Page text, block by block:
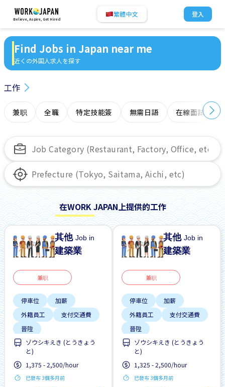
Believe, Aspire, Get Hired
繁體中文 登入
Find Jobs in Japan near me
近くの外国人求人を探す
工作
兼职 全職 特定技能簽 無需日語 在線面試
在WORK JAPAN上提供的工作
其他Job in
建築業
兼职
停車位
加薪
外籍員工
支付交通費
晉陞
有機會被錄取全職工作
無經驗要求
自行車停放處
ゾウシキえき (とうきょう
と)
1,375 - 2,500/hour
已發布 3個多月前
其他Job in
建築業
兼职
停車位
加薪
外籍員工
支付交通費
晉陞
有機會被錄取全職工作
無經驗要求
自行車停放處
ゾウシキえき (とうきょう
と)
1,325 - 2,500/hour
已發布 3個多月前